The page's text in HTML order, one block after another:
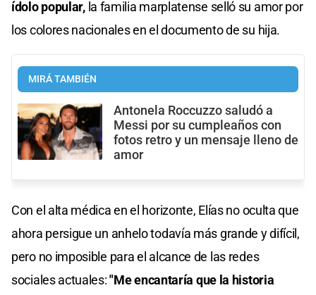
ídolo popular, la familia marplatense selló su amor por
los colores nacionales en el documento de su hija.
MIRÁ TAMBIÉN
Antonela Roccuzzo saludó a
Messi por su cumpleaños con
fotos retro y un mensaje lleno de
amor
Con el alta médica en el horizonte, Elías no oculta que
ahora persigue un anhelo todavía más grande y difícil,
pero no imposible para el alcance de las redes
sociales actuales:"Me encantaría que la historia